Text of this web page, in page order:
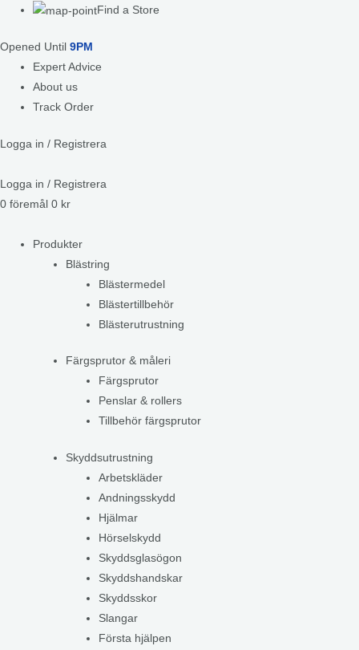
Find a Store
Opened Until 9PM
Expert Advice
About us
Track Order
Logga in / Registrera
Logga in / Registrera
0 föremål 0 kr
Produkter
Blästring
Blästermedel
Blästertillbehör
Blästerutrustning
Färgsprutor & måleri
Färgsprutor
Penslar & rollers
Tillbehör färgsprutor
Skyddsutrustning
Arbetskläder
Andningsskydd
Hjälmar
Hörselskydd
Skyddsglasögon
Skyddshandskar
Skyddsskor
Slangar
Första hjälpen